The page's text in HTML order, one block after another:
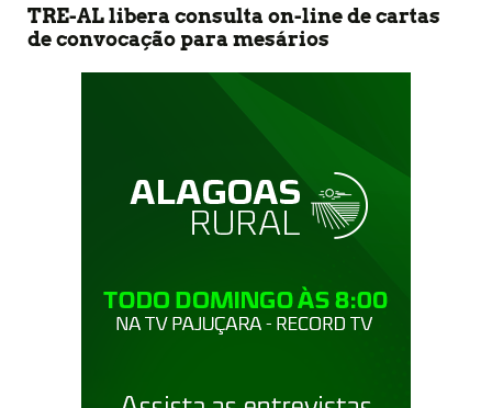
TRE-AL libera consulta on-line de cartas
de convocação para mesários